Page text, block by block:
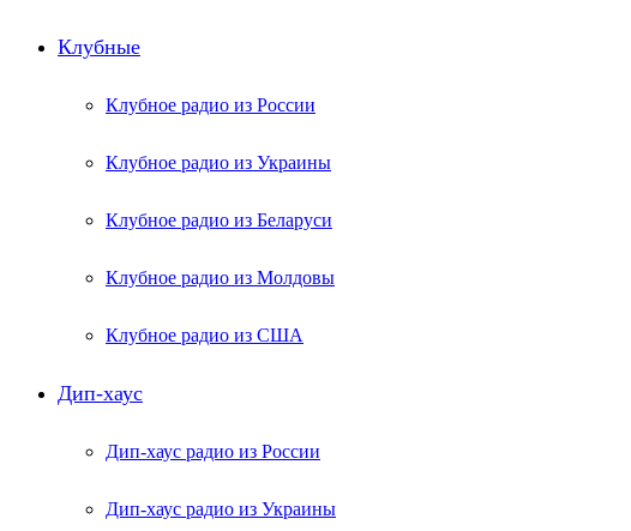
Клубные
Клубное радио из России
Клубное радио из Украины
Клубное радио из Беларуси
Клубное радио из Молдовы
Клубное радио из США
Дип-хаус
Дип-хаус радио из России
Дип-хаус радио из Украины